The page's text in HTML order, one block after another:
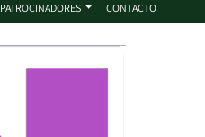
PATROCINADORES CONTACTO